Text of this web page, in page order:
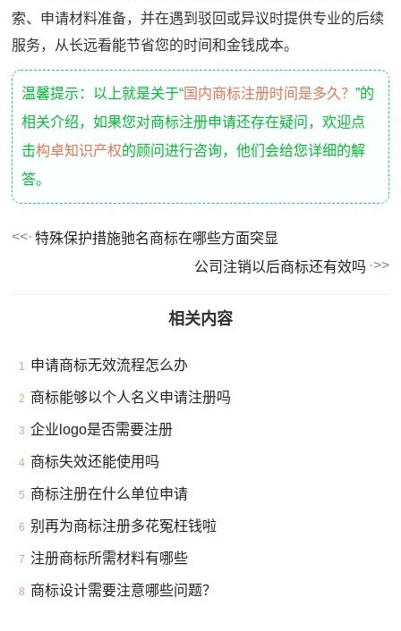
索、申请材料准备，并在遇到驳回或异议时提供专业的后续
服务，从长远看能节省您的时间和金钱成本。
温馨提示：以上就是关于“国内商标注册时间是多久？”的
相关介绍，如果您对商标注册申请还存在疑问，欢迎点
击构卓知识产权的顾问进行咨询，他们会给您详细的解
答。
特殊保护措施驰名商标在哪些方面突显
公司注销以后商标还有效吗
相关内容
1 申请商标无效流程怎么办
2 商标能够以个人名义申请注册吗
3 企业logo是否需要注册
4 商标失效还能使用吗
5 商标注册在什么单位申请
6 别再为商标注册多花冤枉钱啦
7 注册商标所需材料有哪些
8 商标设计需要注意哪些问题？